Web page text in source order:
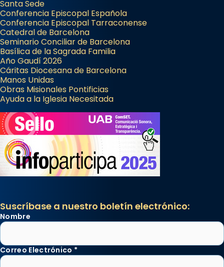
Santa Sede
Conferencia Episcopal Española
Conferencia Episcopal Tarraconense
Catedral de Barcelona
Seminario Conciliar de Barcelona
Basílica de la Sagrada Familia
Año Gaudí 2026
Cáritas Diocesana de Barcelona
Manos Unidas
Obras Misionales Pontificias
Ayuda a la Iglesia Necesitada
Suscríbase a nuestro boletín electrónico:
Nombre
Correo Electrónico *